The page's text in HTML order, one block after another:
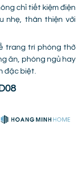
chỉ tiết kiệm điện
nhẹ, thân thiện với
trang trí phòng thờ
ăn, phòng ngủ hay
đặc biệt.